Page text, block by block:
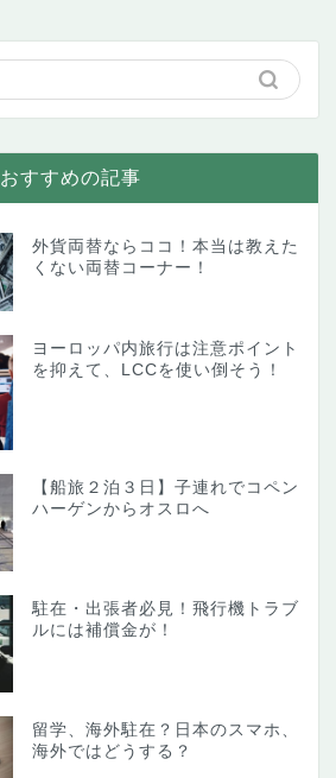
おすすめの記事
外貨両替ならココ！本当は教えた
くない両替コーナー！
ヨーロッパ内旅行は注意ポイント
を抑えて、LCCを使い倒そう！
【船旅２泊３日】子連れでコペン
ハーゲンからオスロへ
駐在・出張者必見！飛行機トラブ
ルには補償金が！
留学、海外駐在？日本のスマホ、
海外ではどうする？